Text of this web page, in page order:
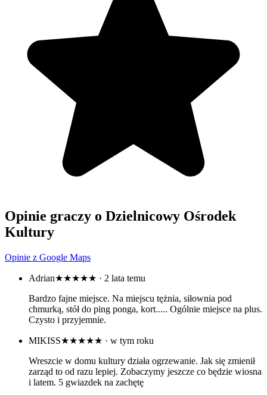
Opinie graczy o Dzielnicowy Ośrodek
Kultury
Opinie z Google Maps
Adrian★★★★★ · 2 lata temu
Bardzo fajne miejsce. Na miejscu tężnia, siłownia pod
chmurką, stół do ping ponga, kort..... Ogólnie miejsce na plus.
Czysto i przyjemnie.
MIKISS★★★★★ · w tym roku
Wreszcie w domu kultury działa ogrzewanie. Jak się zmienił
zarząd to od razu lepiej. Zobaczymy jeszcze co będzie wiosna
i latem. 5 gwiazdek na zachętę